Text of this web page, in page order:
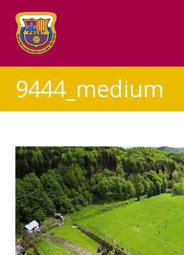
9444_medium